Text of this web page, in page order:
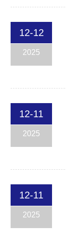
12-12
2025
12-11
2025
12-11
2025